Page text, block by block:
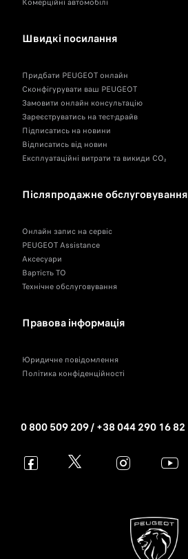
Швидкі посилання
Придбати PEUGEOT онлайн
Сконфігурувати ваш PEUGEOT
Замовити онлайн консультацію
Зареєструватись на тест-драйв
Підписатись на новини
Відписатись від новин
Експлуатаційні витрати та викиди CO₂
Післяпродажне обслуговування
Онлайн запис на сервіс
PEUGEOT Assistance
Аксесуари
Вартість ТО
Технічне обслуговування
Правова інформація
Юридичне повідомлення
Політика конфіденційності
0 800 509 209 / +38 044 290 16 82